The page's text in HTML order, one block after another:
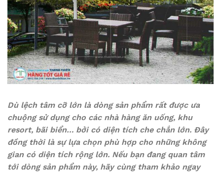
Dù lệch tâm cỡ lớn là dòng sản phẩm rất được ưa
chuộng sử dụng cho các nhà hàng ăn uống, khu
resort, bãi biển… bởi có diện tích che chắn lớn. Đây
đồng thời là sự lựa chọn phù hợp cho những không
gian có diện tích rộng lớn. Nếu bạn đang quan tâm
tới dòng sản phẩm này, hãy cùng tham khảo ngay